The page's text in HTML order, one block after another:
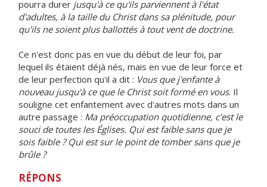
pourra durer jusqu'à ce qu'ils parviennent à l'état
d'adultes, à la taille du Christ dans sa plénitude, pour
qu'ils ne soient plus ballottés à tout vent de doctrine.
Ce n'est donc pas en vue du début de leur foi, par
lequel ils étaient déjà nés, mais en vue de leur force et
de leur perfection qu'il a dit : Vous que j'enfante à
nouveau jusqu'à ce que le Christ soit formé en vous. Il
souligne cet enfantement avec d'autres mots dans un
autre passage : Ma préoccupation quotidienne, c'est le
souci de toutes les Églises. Qui est faible sans que je
sois faible ? Qui est sur le point de tomber sans que je
brûle ?
RÉPONS